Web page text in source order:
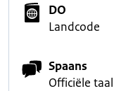
DO
Landcode
Spaans
Officiële taal